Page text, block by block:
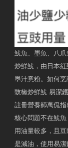
魷魚、墨魚、八
炒鮮魷，由日本
墨汁意粉。如何烹
豉椒炒鮮魷 易潔
註冊營養師萬侃
核心問題不在魷
用油量較多，且
是減油，使用易